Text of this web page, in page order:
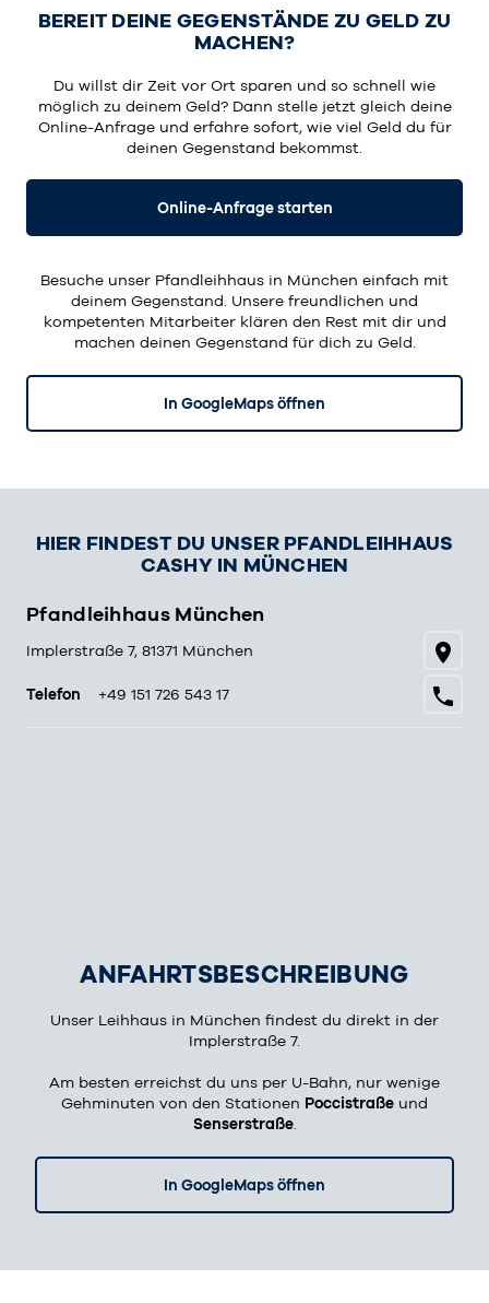
BEREIT DEINE GEGENSTÄNDE ZU GELD ZU
MACHEN?
Du willst dir Zeit vor Ort sparen und so schnell wie
möglich zu deinem Geld? Dann stelle jetzt gleich deine
Online-Anfrage und erfahre sofort, wie viel Geld du für
deinen Gegenstand bekommst.
Online-Anfrage starten
Besuche unser Pfandleihhaus in München einfach mit
deinem Gegenstand. Unsere freundlichen und
kompetenten Mitarbeiter klären den Rest mit dir und
machen deinen Gegenstand für dich zu Geld.
In GoogleMaps öffnen
HIER FINDEST DU UNSER PFANDLEIHHAUS
CASHY IN MÜNCHEN
Pfandleihhaus München
Implerstraße 7, 81371 München
Telefon +49 151 726 543 17
ANFAHRTSBESCHREIBUNG
Unser Leihhaus in München findest du direkt in der
Implerstraße 7.
Am besten erreichst du uns per U-Bahn, nur wenige
Gehminuten von den Stationen Poccistraße und
Senserstraße.
In GoogleMaps öffnen